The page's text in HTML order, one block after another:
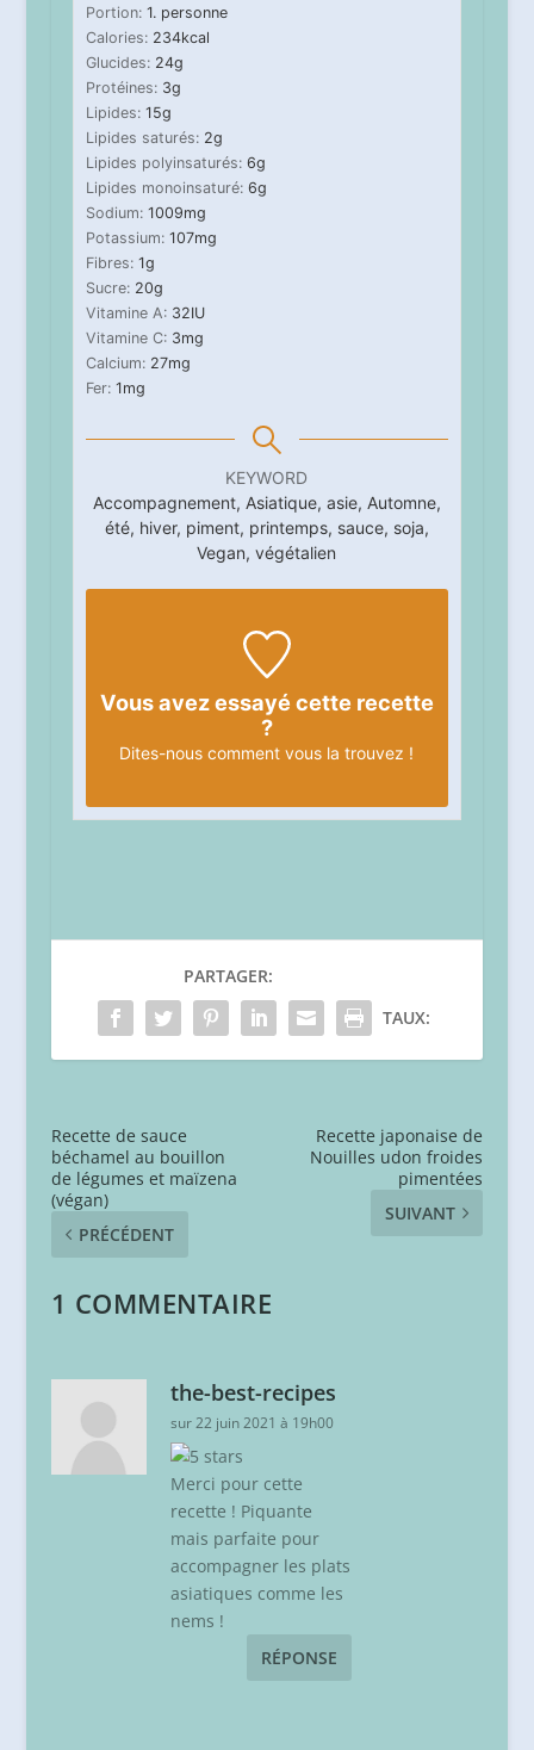
Portion: 1. personne
Calories: 234kcal
Glucides: 24g
Protéines: 3g
Lipides: 15g
Lipides saturés: 2g
Lipides polyinsaturés: 6g
Lipides monoinsaturé: 6g
Sodium: 1009mg
Potassium: 107mg
Fibres: 1g
Sucre: 20g
Vitamine A: 32IU
Vitamine C: 3mg
Calcium: 27mg
Fer: 1mg
KEYWORD
Accompagnement, Asiatique, asie, Automne,
été, hiver, piment, printemps, sauce, soja,
Vegan, végétalien
Vous avez essayé cette recette
?
Dites-nous comment vous la trouvez !
PARTAGER:
TAUX:
Recette de sauce
béchamel au bouillon
de légumes et maïzena
(végan)
PRÉCÉDENT
Recette japonaise de
Nouilles udon froides
pimentées
SUIVANT
1 COMMENTAIRE
the-best-recipes
sur 22 juin 2021 à 19h00
Merci pour cette
recette ! Piquante
mais parfaite pour
accompagner les plats
asiatiques comme les
nems !
RÉPONSE